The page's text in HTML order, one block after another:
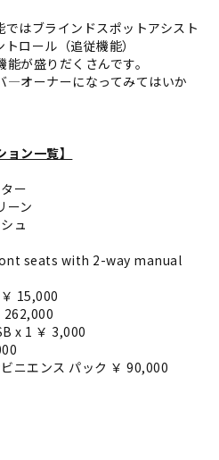
ではブラインドスポットアシスト
ロール（追従機能）
が盛りだくさんです。
―オーナーになってみてはいか
ン一覧】
ー
ーン
ュ
seats with 2-way manual
15,000
x 1 ￥ 3,000
ニエンス パック ￥ 90,000